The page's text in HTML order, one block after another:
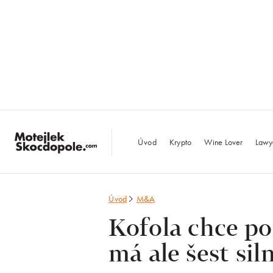
Úvod Krypto Wine Lover
Úvod M&A
Kofola chce
má ale šest